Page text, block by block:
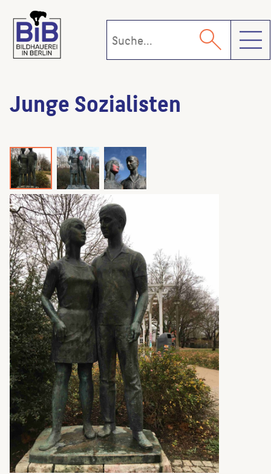
Junge Sozialisten